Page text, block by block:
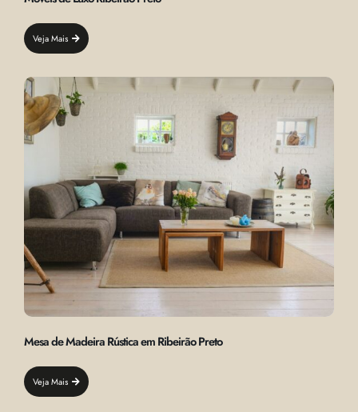
Veja Mais
Mesa de Madeira Rústica em Ribeirão Preto
Veja Mais